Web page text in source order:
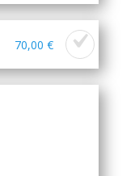
70,00 €